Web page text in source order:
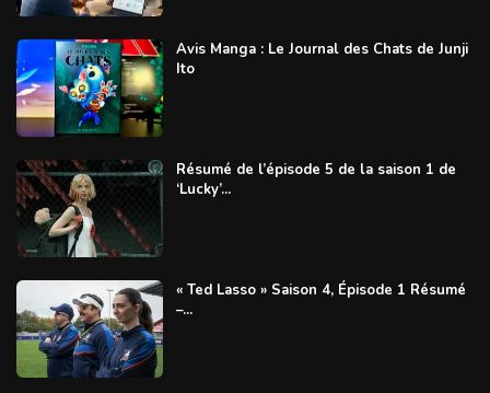
Avis Manga : Le Journal des Chats de Junji
Ito
Résumé de l’épisode 5 de la saison 1 de
‘Lucky’...
« Ted Lasso » Saison 4, Épisode 1 Résumé
–...